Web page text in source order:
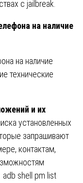
с jailbreak.
на наличие
на наличие
технические
и их
установленных
запрашивают
контактам,
shell pm list